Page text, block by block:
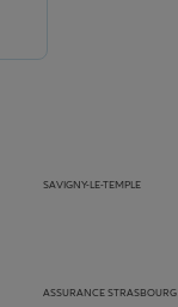
SAVIGNY-LE-TEMPLE
ASSURANCE STRASBOURG